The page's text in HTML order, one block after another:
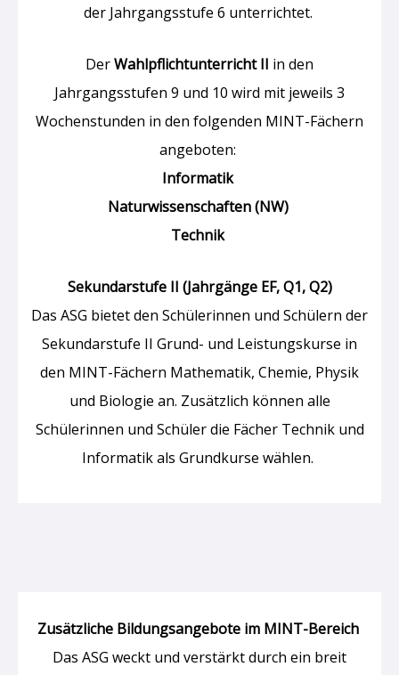
der Jahrgangsstufe 6 unterrichtet.
DerWahlpflichtunterricht II in den
Jahrgangsstufen 9 und 10 wird mit jeweils 3
Wochenstunden in den folgenden MINT-Fächern
angeboten:
Informatik
Naturwissenschaften (NW)
Technik
Sekundarstufe II (Jahrgänge EF, Q1, Q2)
Das ASG bietet den Schülerinnen und Schülern der
Sekundarstufe II Grund- und Leistungskurse in
den MINT-Fächern Mathematik, Chemie, Physik
und Biologie an. Zusätzlich können alle
Schülerinnen und Schüler die Fächer Technik und
Informatik als Grundkurse wählen.
Zusätzliche Bildungsangebote im MINT-Bereich
Das ASG weckt und verstärkt durch ein breit